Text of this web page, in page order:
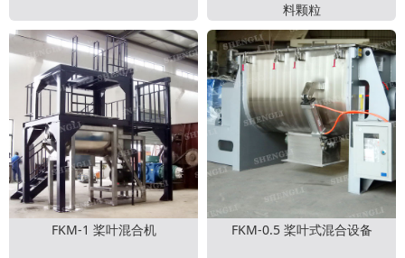
料颗粒
FKM-1 桨叶混合机 FKM-0.5 桨叶式混合设备